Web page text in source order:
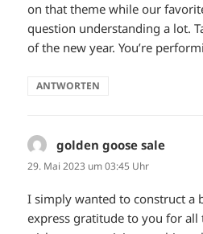
on that theme while our
question understanding a lot.
of the new year. You’re
ANTWORTEN
golden goose sale
29. Mai 2023 um 03:45 Uhr
I simply wanted to construct a
express gratitude to you for all